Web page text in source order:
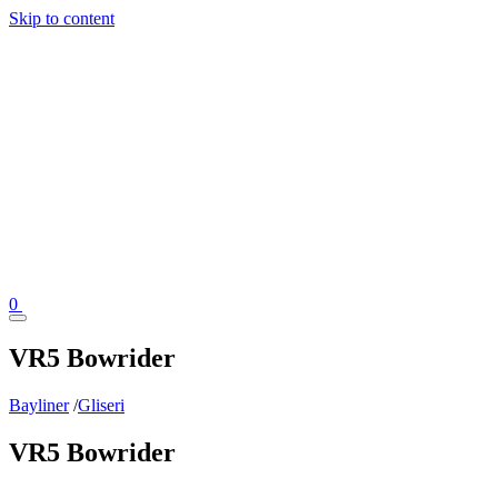
Skip to content
0
VR5 Bowrider
Bayliner /Gliseri
VR5 Bowrider